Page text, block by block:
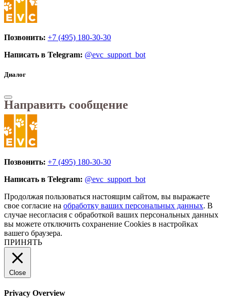
Позвонить: +7 (495) 180-30-30
Написать в Telegram: @evc_support_bot
Диалог
Направить сообщение
Позвонить: +7 (495) 180-30-30
Написать в Telegram: @evc_support_bot
Продолжая пользоваться настоящим сайтом, вы выражаете
свое согласие на обработку ваших персональных данных. В
случае несогласия с обработкой ваших персональных данных
вы можете отключить сохранение Cookies в настройках
вашего браузера.
ПРИНЯТЬ
Close
Privacy Overview